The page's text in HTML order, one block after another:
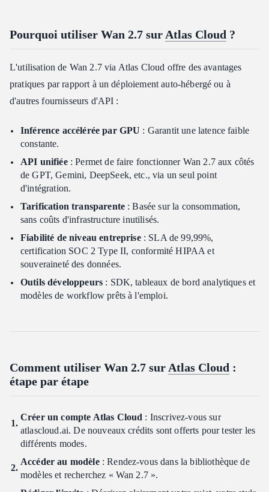
Pourquoi utiliser Wan 2.7 sur Atlas Cloud ?
L'utilisation de Wan 2.7 via Atlas Cloud offre des avantages
pratiques par rapport à un déploiement auto-hébergé ou à
d'autres fournisseurs d'API :
Inférence accélérée par GPU : Garantit une latence faible
constante.
API unifiée: Permet de faire fonctionner Wan 2.7 aux côtés
de GPT, Gemini, DeepSeek, etc., via un seul point
d'intégration.
Tarification transparente : Basée sur la consommation,
sans coûts d'infrastructure inutilisés.
Fiabilité de niveau entreprise: SLA de 99,99%,
certification SOC 2 Type II, conformité HIPAA et
souveraineté des données.
Outils développeurs : SDK, tableaux de bord analytiques et
modèles de workflow prêts à l'emploi.
Comment utiliser Wan 2.7 sur Atlas Cloud :
étape par étape
Créer un compte Atlas Cloud : Inscrivez-vous sur
atlascloud.ai. De nouveaux crédits sont offerts pour tester les
différents modes.
Accéder au modèle: Rendez-vous dans la bibliothèque de
modèles et recherchez « Wan 2.7 ».